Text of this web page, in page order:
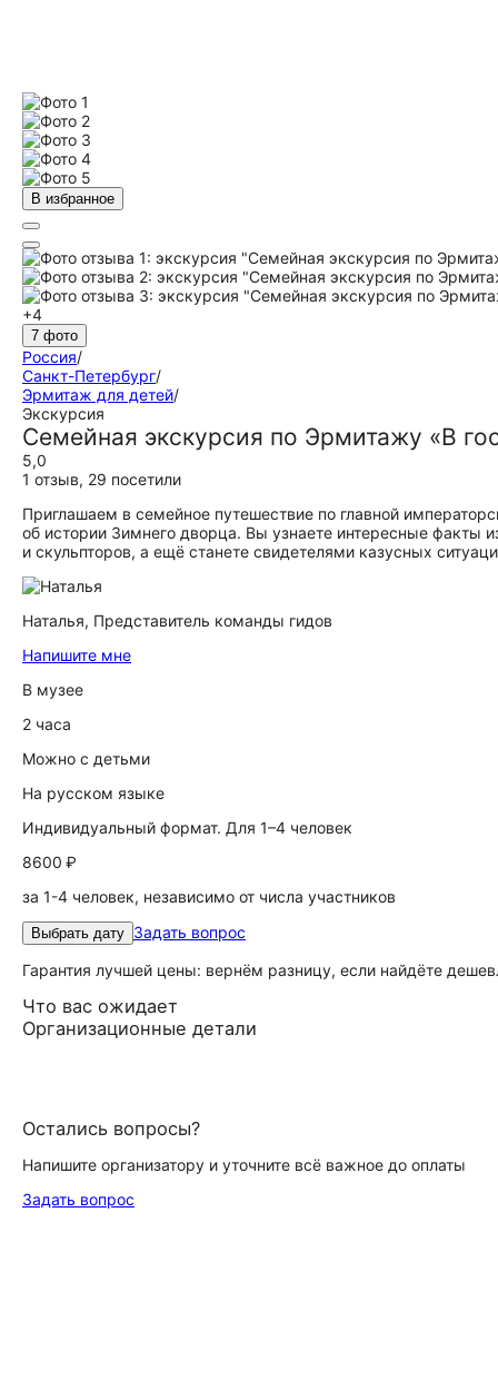
В избранное
+4
7 фото
Россия/
Санкт-Петербург/
Эрмитаж для детей/
Экскурсия
Семейная экскурсия по Эрмитажу «В
5,0
1 отзыв, 29 посетили
Приглашаем в семейное путешествие по главной
об истории Зимнего дворца. Вы узнаете интересные факты
и скульпторов, а ещё станете свидетелями казусных
Наталья, Представитель команды гидов
Напишите мне
В музее
2 часа
Можно с детьми
На русском языке
Индивидуальный формат. Для 1–4 человек
8600 ₽
за 1-4 человек, независимо от числа участников
Выбрать дату Задать вопрос
Гарантия лучшей цены: вернём разницу, если найдёте
Что вас ожидает
Организационные детали
Остались вопросы?
Напишите организатору и уточните всё важное до оплаты
Задать вопрос